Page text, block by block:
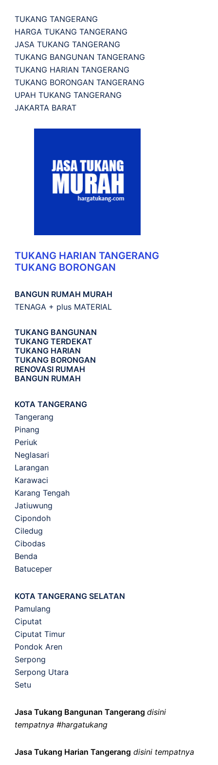
TUKANG TANGERANG
HARGA TUKANG TANGERANG
JASA TUKANG TANGERANG
TUKANG BANGUNAN TANGERANG
TUKANG HARIAN TANGERANG
TUKANG BORONGAN TANGERANG
UPAH TUKANG TANGERANG
JAKARTA BARAT
TUKANG HARIAN TANGERANG
TUKANG BORONGAN
BANGUN RUMAH MURAH
TENAGA + plus MATERIAL
TUKANG BANGUNAN
TUKANG TERDEKAT
TUKANG HARIAN
TUKANG BORONGAN
RENOVASI RUMAH
BANGUN RUMAH
KOTA TANGERANG
Tangerang
Pinang
Periuk
Neglasari
Larangan
Karawaci
Karang Tengah
Jatiuwung
Cipondoh
Ciledug
Cibodas
Benda
Batuceper
KOTA TANGERANG SELATAN
Pamulang
Ciputat
Ciputat Timur
Pondok Aren
Serpong
Serpong Utara
Setu
Jasa Tukang Bangunan Tangerang disini
tempatnya #hargatukang
Jasa Tukang Harian Tangerang disini tempatnya